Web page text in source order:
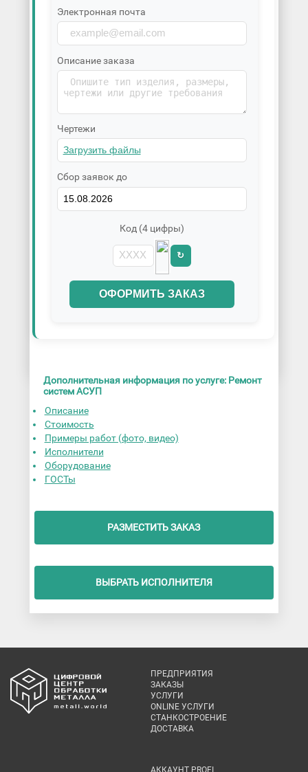
Электронная почта
Описание заказа
Чертежи
Сбор заявок до
Код (4 цифры)
↻
ОФОРМИТЬ ЗАКАЗ
Дополнительная информация по услуге: Ремонт
систем АСУП
Описание
Стоимость
Примеры работ (фото, видео)
Исполнители
Оборудование
ГОСТы
РАЗМЕСТИТЬ ЗАКАЗ
ВЫБРАТЬ ИСПОЛНИТЕЛЯ
ПРЕДПРИЯТИЯ
ЗАКАЗЫ
УСЛУГИ
ONLINE УСЛУГИ
СТАНКОСТРОЕНИЕ
ДОСТАВКА
АККАУНТ PROFI